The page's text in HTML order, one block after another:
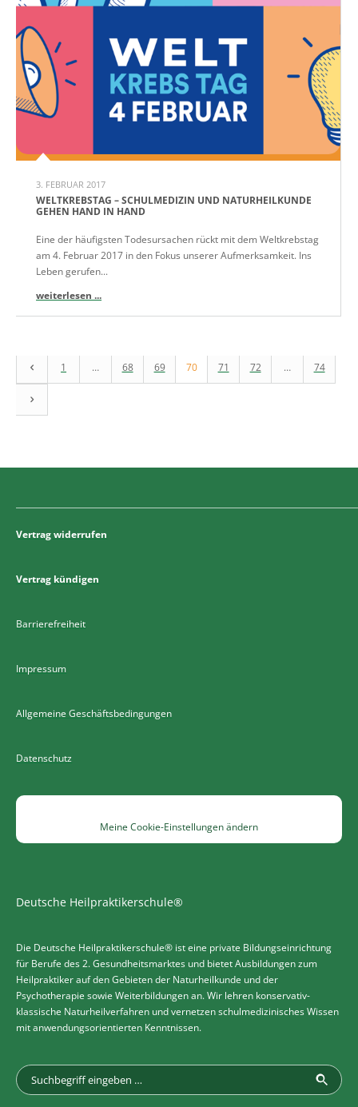
3. FEBRUAR 2017
WELTKREBSTAG – SCHULMEDIZIN UND NATURHEILKUNDE
GEHEN HAND IN HAND
Eine der häufigsten Todesursachen rückt mit dem Weltkrebstag
am 4. Februar 2017 in den Fokus unserer Aufmerksamkeit. Ins
Leben gerufen...
weiterlesen ...
1 … 68 69 70 71 72 … 74
Vertrag widerrufen
Vertrag kündigen
Barrierefreiheit
Impressum
Allgemeine Geschäftsbedingungen
Datenschutz
Meine Cookie-Einstellungen ändern
Deutsche Heilpraktikerschule®
Die Deutsche Heilpraktikerschule® ist eine private Bildungseinrichtung
für Berufe des 2. Gesundheitsmarktes und bietet Ausbildungen zum
Heilpraktiker auf den Gebieten der Naturheilkunde und der
Psychotherapie sowie Weiterbildungen an. Wir lehren konservativ-
klassische Naturheilverfahren und vernetzen schulmedizinisches Wissen
mit anwendungsorientierten Kenntnissen.